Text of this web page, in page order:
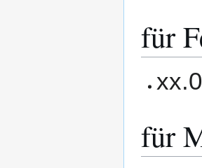
für
für